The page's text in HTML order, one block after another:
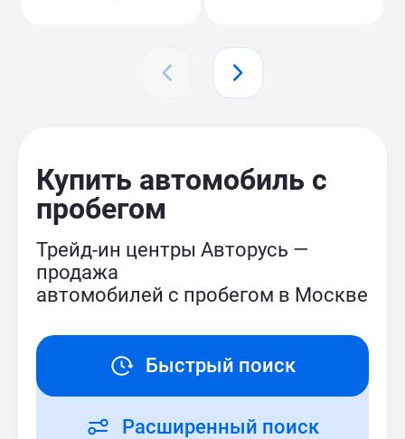
Купить автомобиль с
пробегом
Трейд-ин центры Авторусь —
продажа
автомобилей с пробегом в Москве
Быстрый поиск
Расширенный поиск